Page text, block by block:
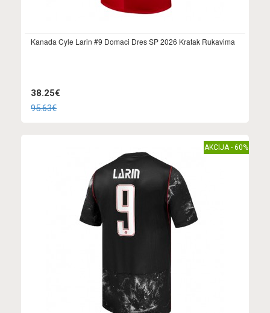
Kanada Cyle Larin #9 Domaci Dres SP 2026 Kratak Rukavima
38.25€
95.63€
AKCIJA - 60%